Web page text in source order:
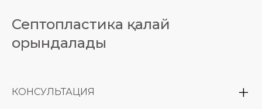
Септопластика қалай
орындалады
КОНСУЛЬТАЦИЯ